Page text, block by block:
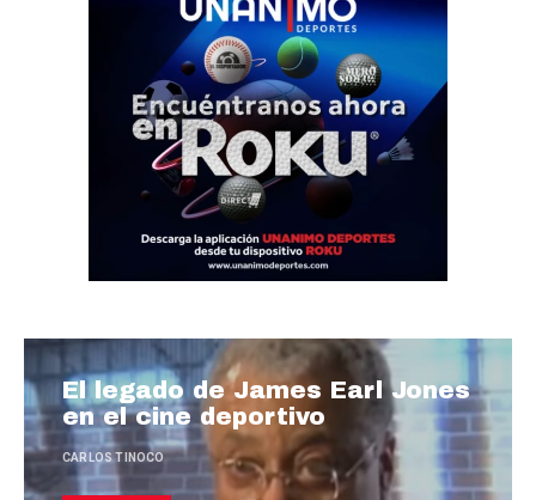
El legado de James Earl Jones
en el cine deportivo
CARLOS TINOCO